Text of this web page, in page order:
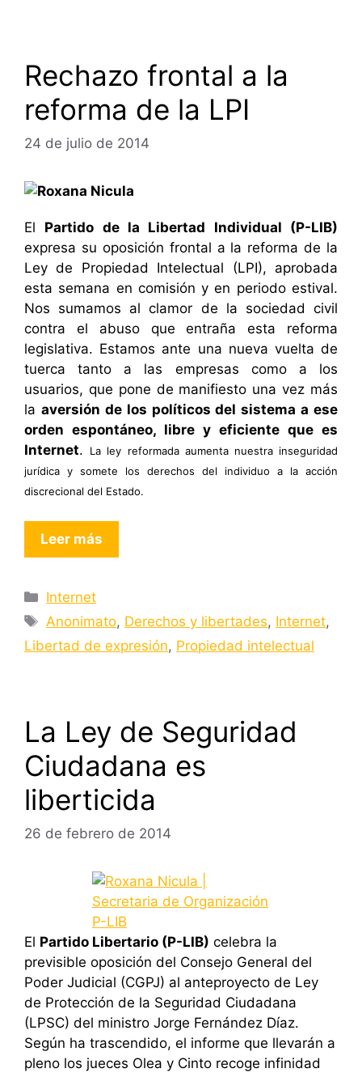
Rechazo frontal a la
reforma de la LPI
24 de julio de 2014
El Partido de la Libertad Individual (P-LIB)
expresa su oposición frontal a la reforma de la
Ley de Propiedad Intelectual (LPI), aprobada
esta semana en comisión y en periodo estival.
Nos sumamos al clamor de la sociedad civil
contra el abuso que entraña esta reforma
legislativa. Estamos ante una nueva vuelta de
tuerca tanto a las empresas como a los
usuarios, que pone de manifiesto una vez más
la aversión de los políticos del sistema a ese
orden espontáneo, libre y eficiente que es
Internet.
La ley reformada aumenta nuestra inseguridad
jurídica y somete los derechos del individuo a la acción
discrecional del Estado.
Leer más
Categorías
Internet
Etiquetas
Anonimato, Derechos y libertades, Internet,
Libertad de expresión, Propiedad intelectual
La Ley de Seguridad
Ciudadana es
liberticida
26 de febrero de 2014
El Partido Libertario (P-LIB) celebra la
previsible oposición del Consejo General del
Poder Judicial (CGPJ) al anteproyecto de Ley
de Protección de la Seguridad Ciudadana
(LPSC) del ministro Jorge Fernández Díaz.
Según ha trascendido, el informe que llevarán a
pleno los jueces Olea y Cinto recoge infinidad